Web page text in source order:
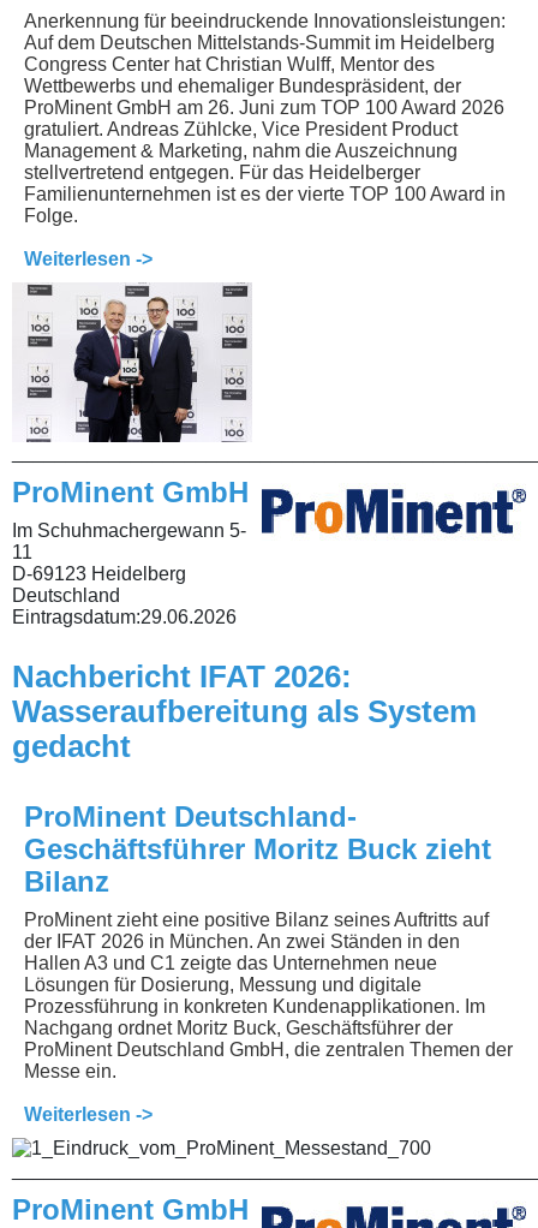
Anerkennung für beeindruckende Innovationsleistungen:
Auf dem Deutschen Mittelstands-Summit im Heidelberg
Congress Center hat Christian Wulff, Mentor des
Wettbewerbs und ehemaliger Bundespräsident, der
ProMinent GmbH am 26. Juni zum TOP 100 Award 2026
gratuliert. Andreas Zühlcke, Vice President Product
Management & Marketing, nahm die Auszeichnung
stellvertretend entgegen. Für das Heidelberger
Familienunternehmen ist es der vierte TOP 100 Award in
Folge.
Weiterlesen ->
ProMinent GmbH
Im Schuhmachergewann 5-
11
D-69123 Heidelberg
Deutschland
Eintragsdatum:29.06.2026
Nachbericht IFAT 2026:
Wasseraufbereitung als System
gedacht
ProMinent Deutschland-
Geschäftsführer Moritz Buck zieht
Bilanz
ProMinent zieht eine positive Bilanz seines Auftritts auf
der IFAT 2026 in München. An zwei Ständen in den
Hallen A3 und C1 zeigte das Unternehmen neue
Lösungen für Dosierung, Messung und digitale
Prozessführung in konkreten Kundenapplikationen. Im
Nachgang ordnet Moritz Buck, Geschäftsführer der
ProMinent Deutschland GmbH, die zentralen Themen der
Messe ein.
Weiterlesen ->
ProMinent GmbH